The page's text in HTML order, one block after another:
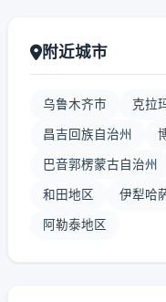
附近城市
乌鲁木齐市 克拉
昌吉回族自治州
巴音郭楞蒙古自治州
和田地区 伊犁哈
阿勒泰地区